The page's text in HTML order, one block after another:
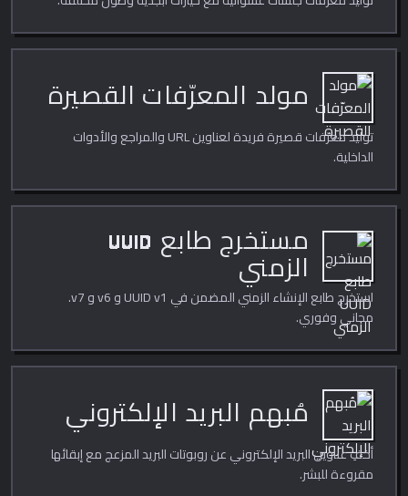
مولد المعرّفات القصيرة
توليد معرّفات قصيرة فريدة لعناوين URL والمراجع والأدوات
الداخلية.
مستخرج طابع UUID
الزمني
استخرج طابع الإنشاء الزمني المضمن في UUID v1 و v6 و v7.
مجاني وفوري.
مُبهم البريد الإلكتروني
أخفِ عناوين البريد الإلكتروني عن روبوتات البريد المزعج مع إبقائها
مقروءة للبشر.